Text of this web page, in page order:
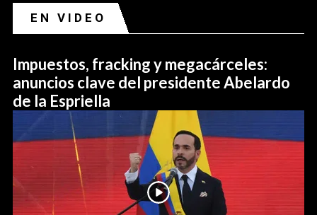
EN VIDEO
Impuestos, fracking y megacárceles:
anuncios clave del presidente Abelardo
de la Espriella